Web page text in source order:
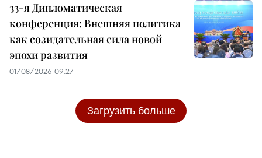
33-я Дипломатическая
конференция: Внешняя политика
как созидательная сила новой
эпохи развития
01/08/2026 09:27
Загрузить больше